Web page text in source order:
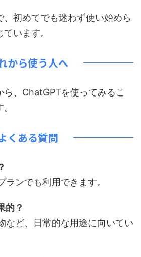
、初めてでも迷わず使い始めら
います。
から使う人へ
ら、ChatGPTを使ってみるこ
くある質問
ランでも利用できます。
的？
など、日常的な用途に向いてい